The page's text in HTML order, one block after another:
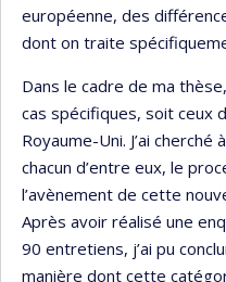
européenne, des
dont on traite
Dans le cadre de ma
cas spécifiques, soit ceux
Royaume-Uni. J’ai
chacun d’entre eux, le
l’avènement de cette
Après avoir réalisé une
90 entretiens, j’ai pu
manière dont cette